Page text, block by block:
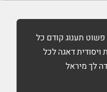
תענוג קודם כל
דאגה לכל
לך מיראל